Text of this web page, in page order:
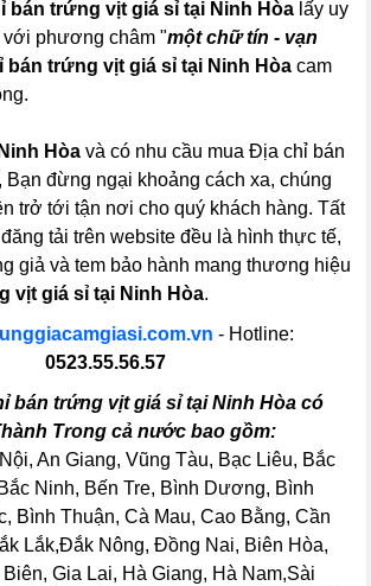
bán trứng vịt giá sỉ tại Ninh Hòa lấy uy
với phương châm "một chữ tín - vạn
bán trứng vịt giá sỉ tại Ninh Hòa cam
Ninh Hòa và có nhu cầu mua Địa chỉ bán
Bạn đừng ngại khoảng cách xa, chúng
trở tới tận nơi cho quý khách hàng. Tất
tải trên website đều là hình thực tế,
giả và tem bảo hành mang thương hiệu
vịt giá sỉ tại Ninh Hòa.
- Hotline:
0523.55.56.57
bán trứng vịt giá sỉ tại Ninh Hòa có
Trong cả nước bao gồm:
An Giang, Vũng Tàu, Bạc Liêu, Bắc
Ninh, Bến Tre, Bình Dương, Bình
Bình Thuận, Cà Mau, Cao Bằng, Cần
Lắk,Đắk Nông, Đồng Nai, Biên Hòa,
Gia Lai, Hà Giang, Hà Nam,Sài